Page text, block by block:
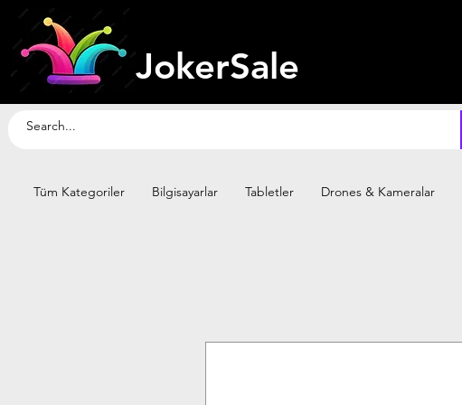
JokerSale
Tüm Kategoriler Bilgisayarlar Tabletler Drones & Kameralar